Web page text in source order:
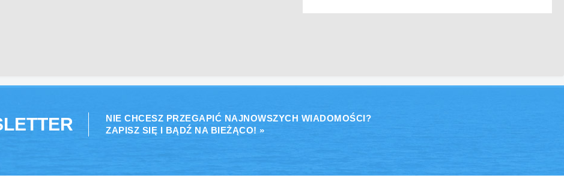
NIE CHCESZ PRZEGAPIĆ NAJNOWSZYCH WIADOMOŚCI?
ZAPISZ SIĘ I BĄDŹ NA BIEŻĄCO! »